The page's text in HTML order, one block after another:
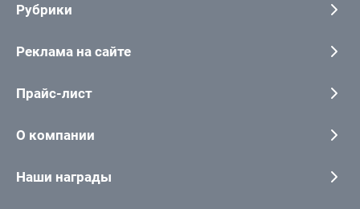
Рубрики
Реклама на сайте
Прайс-лист
О компании
Наши награды